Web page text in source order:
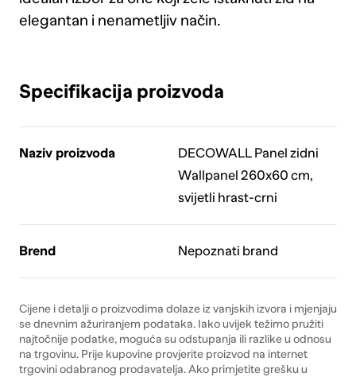
elegantan i nenametljiv način.
Specifikacija proizvoda
Naziv proizvoda
DECOWALL Panel zidni
Wallpanel 260x60 cm,
svijetli hrast-crni
Brend Nepoznati brand
Cijene i detalji o proizvodima dolaze iz vanjskih izvora i mjenjaju
se dnevnim ažuriranjem podataka. Iako uvijek težimo pružiti
najtočnije podatke, moguća su odstupanja ili razlike u odnosu
na trgovinu. Prije kupovine provjerite proizvod na internet
trgovini odabranog prodavatelja. Ako primjetite grešku u